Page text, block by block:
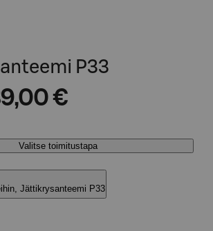
P33
€
Valitse toimitustapa
Jättikrysanteemi P33